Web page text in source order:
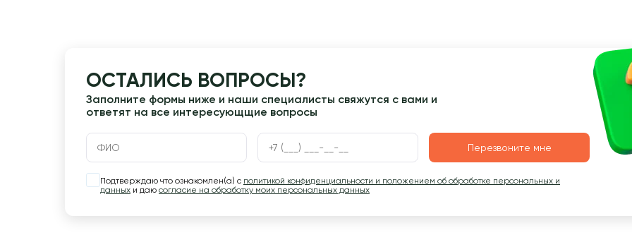
ОСТАЛИСЬ ВОПРОСЫ?
Заполните формы ниже и наши специалисты свяжутся с вами и
ответят на все интересующщие вопросы
Перезвоните мне
Подтверждаю что ознакомлен(а) с политикой конфиденциальности и положением об обработке персональных и
данных и даю согласие на обработку моих персональных данных